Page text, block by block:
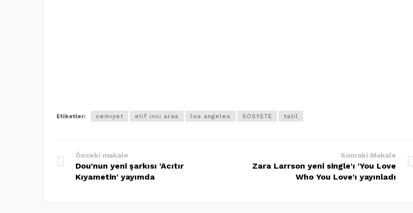
Etiketler: cemiyet elif inci aras los angeles SOSYETE tatil
Önceki makale
Dou'nun yeni şarkısı 'Acıtır
Kıyametin' yayımda
Sonraki Makale
Zara Larrson yeni single'ı 'You Love
Who You Love'ı yayınladı